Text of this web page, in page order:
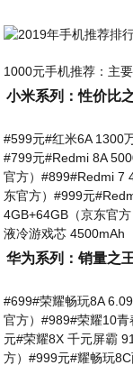
1000元手机推荐：主
小米系列：性价比
#599元#红米6A 1300
#799元#Redmi 8A
官方）#899#Redmi 7
东官方）#999元
4GB+64GB（京东官
液冷游戏芯 4500mAh
华为系列：销量之
#699#荣耀畅玩8A
官方）#989#荣耀10
元#荣耀8X 千元屏霸
方）#999元#耀畅玩